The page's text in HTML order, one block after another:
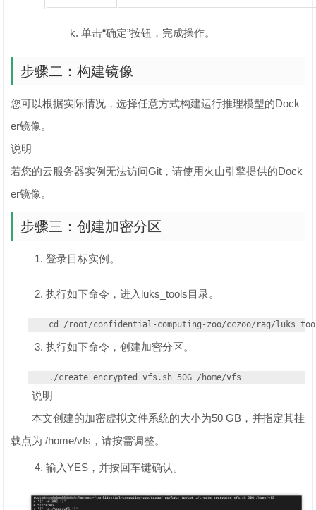
单击“确定”按钮，完成操作。
步骤二：构建镜像
您可以根据实际情况，选择任意方式构建运行推理模型的Dock
er镜像。
说明
若您的云服务器实例无法访问Git，请使用火山引擎提供的Dock
er镜像。
步骤三：创建加密分区
登录目标实例。
执行如下命令，进入luks_tools目录。
cd /root/confidential-computing-zoo/cczoo/rag/
执行如下命令，创建加密分区。
./create_encrypted_vfs.sh 50G /home/vfs
说明
本文创建的加密虚拟文件系统的大小为50 GB，并指定其挂
载点为 /home/vfs，请按需调整。
输入YES，并按回车键确认。